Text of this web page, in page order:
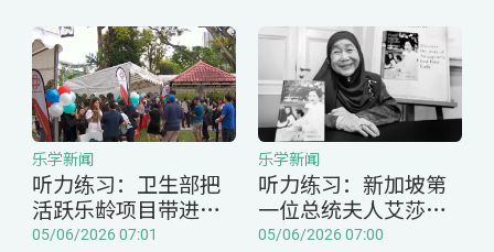
听力练习：卫生部把
活跃乐龄项目带进私
宅区
乐学新闻
05/06/2026 07:01
听力练习：新加坡第
一位总统夫人艾莎女
士逝世
乐学新闻
05/06/2026 07:00